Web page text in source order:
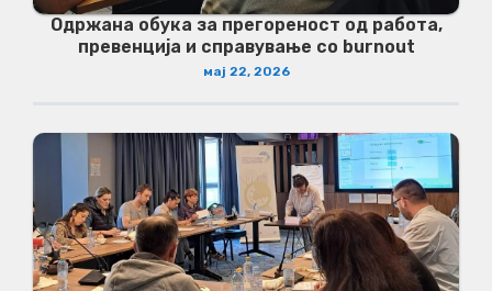
Одржана обука за прегореност од работа,
превенција и справување со burnout
мај 22, 2026